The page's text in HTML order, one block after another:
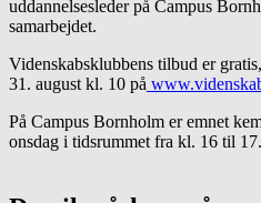
uddannelsesleder på Campus
samarbejdet.
Videnskabsklubbens tilbud er
31. august kl. 10 på
På Campus Bornholm er emnet
onsdag i tidsrummet fra kl. 16 til